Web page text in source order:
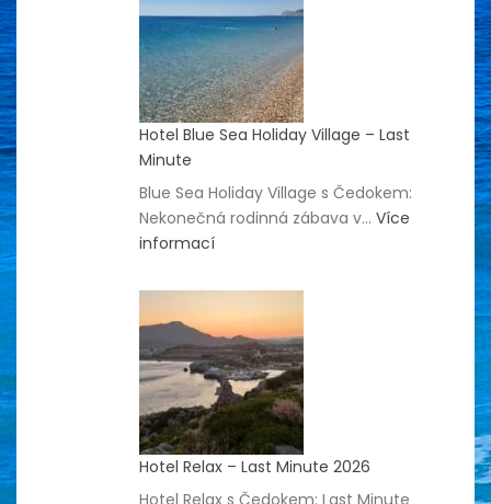
Hotel Blue Sea Holiday Village – Last
Minute
Blue Sea Holiday Village s Čedokem:
Nekonečná rodinná zábava v… Více
informací:
Blue
Sea
Holiday
Village
–
Last
Minute
Hotel Relax – Last Minute 2026
Hotel Relax s Čedokem: Last Minute